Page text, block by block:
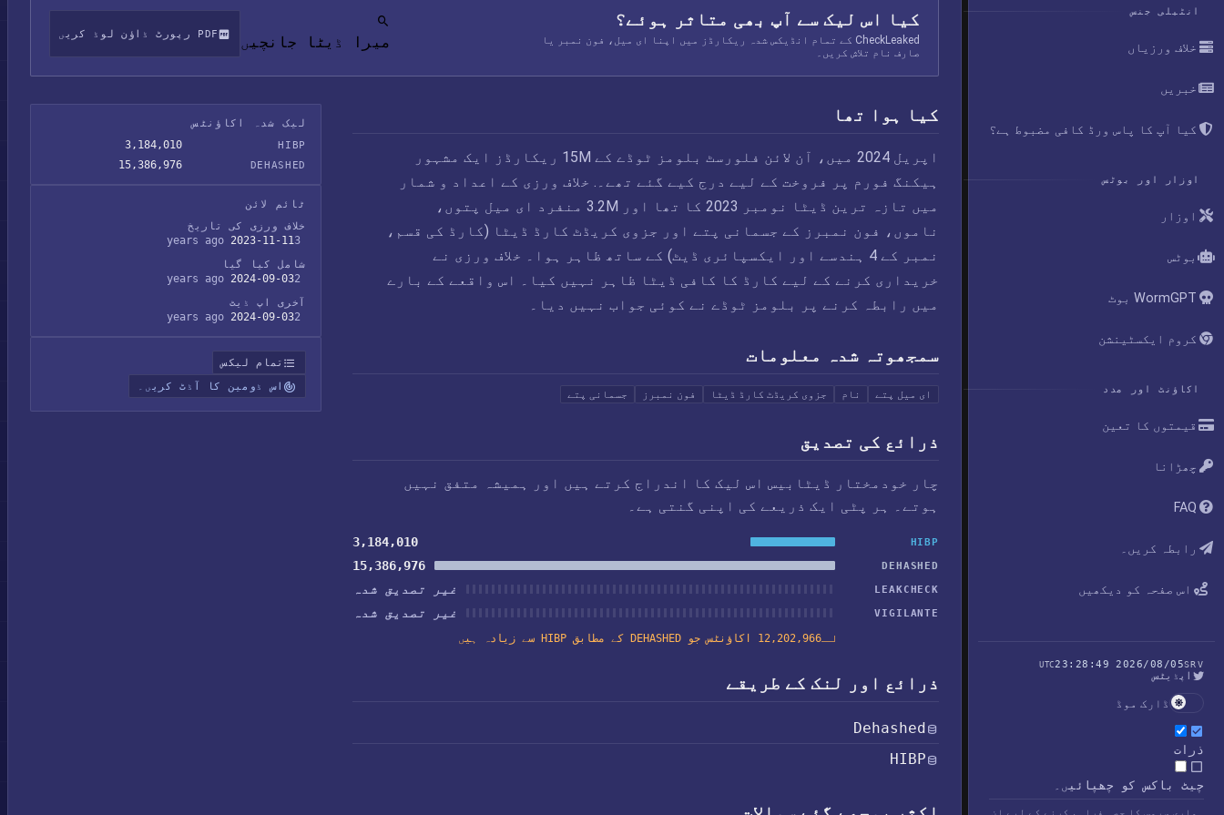
انٹیلی جنس
خلاف ورزیاں
خبریں
کیا آپ کا پاس ورڈ کافی مضبوط ہے؟
اوزار اور بوٹس
اوزار
بوٹس
WormGPT بوٹ
کروم ایکسٹینشن
اکاؤنٹ اور مدد
قیمتوں کا تعین
چھڑانا
FAQ
رابطہ کریں۔
اس صفحہ کو دیکھیں
SRV
2026/08/05 23:28:49
UTC
اپڈیٹس
ڈارک موڈ
ذرات
چیٹ باکس کو چھپائیں۔
کیا اس لیک سے آپ بھی متاثر ہوئے؟
CheckLeaked کے تمام انڈیکس شدہ ریکارڈز میں اپنا ای میل، فون نمبر یا
صارف نام تلاش کریں۔
میرا ڈیٹا جانچیں PDF رپورٹ ڈاؤن لوڈ کریں
کیا ہوا تھا
اپریل 2024 میں، آن لائن فلورسٹ بلومز ٹوڈے کے 15M ریکارڈز ایک مشہور
ہیکنگ فورم پر فروخت کے لیے درج کیے گئے تھے۔. خلاف ورزی کے اعداد و شمار
میں تازہ ترین ڈیٹا نومبر 2023 کا تھا اور 3.2M منفرد ای میل پتوں،
ناموں، فون نمبرز کے جسمانی پتے اور جزوی کریڈٹ کارڈ ڈیٹا (کارڈ کی قسم،
نمبر کے 4 ہندسے اور ایکسپائری ڈیٹ) کے ساتھ ظاہر ہوا۔ خلاف ورزی نے
خریداری کرنے کے لیے کارڈ کا کافی ڈیٹا ظاہر نہیں کیا۔ اس واقعے کے بارے
میں رابطہ کرنے پر بلومز ٹوڈے نے کوئی جواب نہیں دیا۔
سمجھوتہ شدہ معلومات
ای میل پتے نام جزوی کریڈٹ کارڈ ڈیٹا فون نمبرز جسمانی پتے
ذرائع کی تصدیق
چار خودمختار ڈیٹابیس اس لیک کا اندراج کرتے ہیں اور ہمیشہ متفق نہیں
ہوتے۔ ہر پٹی ایک ذریعے کی اپنی گنتی ہے۔
HIBP
3,184,010
DEHASHED
15,386,976
LEAKCHECK غیر تصدیق شدہ
VIGILANTE غیر تصدیق شدہ
12,202,966 اکاؤنٹس جو DEHASHED کے مطابق HIBP سے زیادہ ہیں
ذرائع اور لنک کے طریقے
Dehashed
HIBP
لیک شدہ اکاؤنٹس
HIBP
3,184,010
DEHASHED
15,386,976
ٹائم لائن
خلاف ورزی کی تاریخ
2023-11-113 years ago
شامل کیا گیا
2024-09-032 years ago
آخری اپ ڈیٹ
2024-09-032 years ago
تمام لیکس
اس ڈومین کا آڈٹ کریں۔